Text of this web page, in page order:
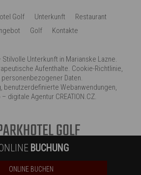
Golf Unterkunft
Restaurant
Golf Kontakte
Unterkunft in Marianske Lazne.
Aufenthalte. Cookie-Richtlinie,
personenbezogener Daten.
, benutzerdefinierte Webanwendungen,
– digitale Agentur CREATION.CZ.
BUCHUNG
ONLINE BUCHEN